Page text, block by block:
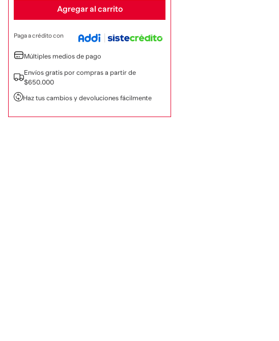
Agregar al carrito
Paga a crédito con
Múltiples medios de pago
Envíos gratis por compras a partir de
$650.000
Haz tus cambios y devoluciones fácilmente